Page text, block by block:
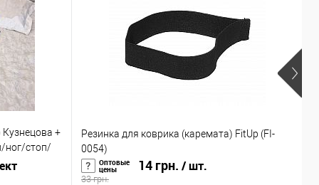
+
ног/стоп/
Резинка для коврика (каремата) FitUp (FI-
0054)
Оптовые
цены 14 грн. / шт.
33 грн.